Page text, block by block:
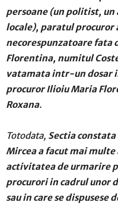
persoane (un politist,
locale), paratul
necorespunzatoare fata
Florentina, numitul
vatamata intr-un dosar
procuror Ilioiu Maria
Roxana.
Totodata, Sectia
Mircea a facut mai
activitatea de urmarire
procurori in cadrul unor
sau in care se dispusese